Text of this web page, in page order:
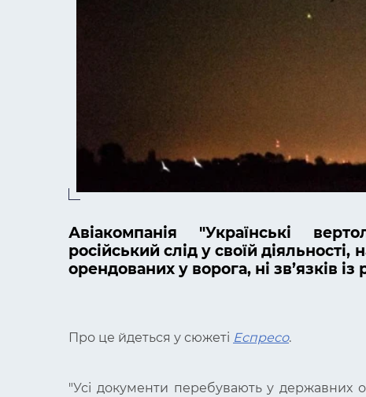
Авіакомпанія "Українські
російський слід у своїй
орендованих у ворога, ні зв’язків
Про це йдеться у сюжеті Еспресо.
"Усі документи перебувають у державних